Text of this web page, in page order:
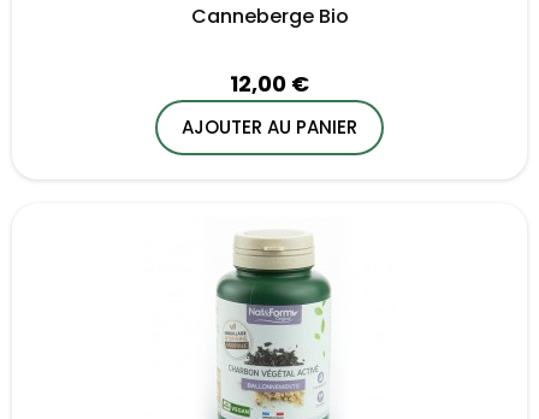
Canneberge Bio
12,00 €
AJOUTER AU PANIER